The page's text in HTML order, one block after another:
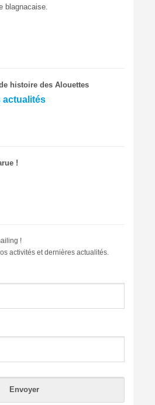
blagnacaise.
histoire des Alouettes
actualités
!
!
activités et dernières actualités.